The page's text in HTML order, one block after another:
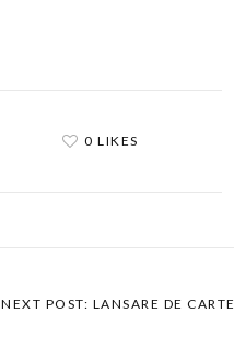
0 LIKES
NEXT POST: LANSARE DE CARTE